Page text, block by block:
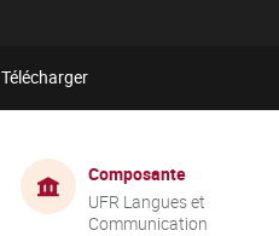
Télécharger
Composante
UFR Langues et
Communication